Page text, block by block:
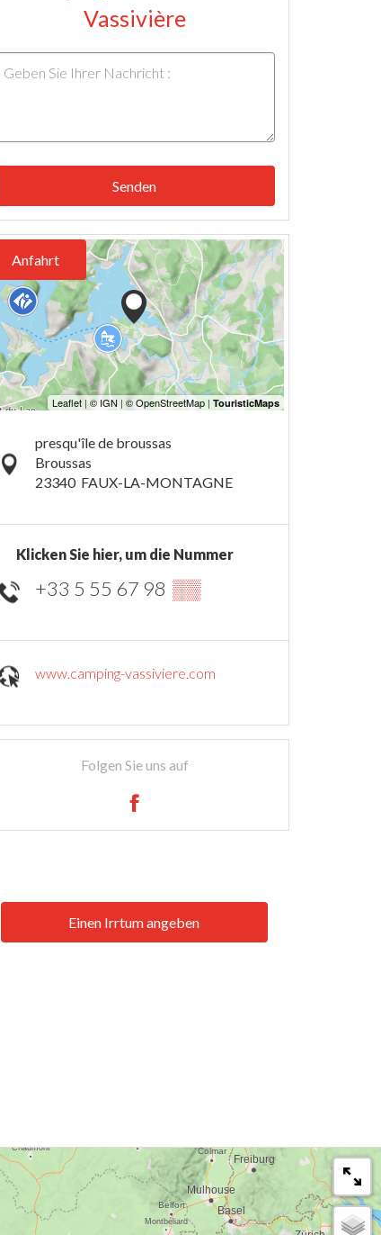
Vassivière
Senden
Anfahrt
presqu'île de broussas
Broussas
23340 FAUX-LA-MONTAGNE
Klicken Sie hier, um die Nummer
+33 5 55 67 98 ▒▒
www.camping-vassiviere.com
Folgen Sie uns auf
Einen Irrtum angeben